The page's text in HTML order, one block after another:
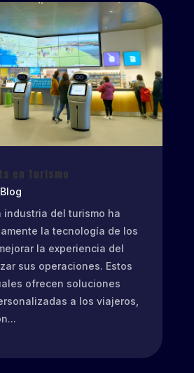
en Turismo
Blog
industria del turismo ha
la tecnología de los
la experiencia del
sus operaciones. Estos
ofrecen soluciones
a los viajeros,